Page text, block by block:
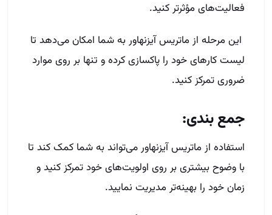
فعالیت‌های مؤثرتر کنید.
این مرحله از ماتریس آیزنهاور به شما امکان می‌دهد تا
لیست کارهای خود را پاکسازی کرده و تنها بر روی موارد
ضروری تمرکز کنید.
جمع بندی:
استفاده از ماتریس آیزنهاور می‌تواند به شما کمک کند تا
با وضوح بیشتری بر روی اولویت‌های خود تمرکز کنید و
زمان خود را بهینه‌تر مدیریت نمایید.